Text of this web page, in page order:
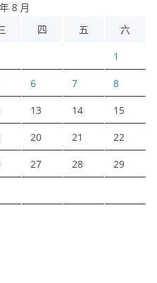
8 月
四 五 六
1
6 7 8
13 14 15
20 21 22
27 28 29